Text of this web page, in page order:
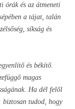
órák és az átmeneti
a tájat, talán
síkság és
és békítő.
magas
Ha dél felől
biztosan tudod, hogy